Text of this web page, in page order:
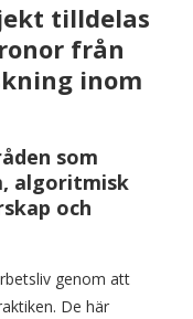
tilldelas
från
inom
som
algoritmisk
och
genom att
De här